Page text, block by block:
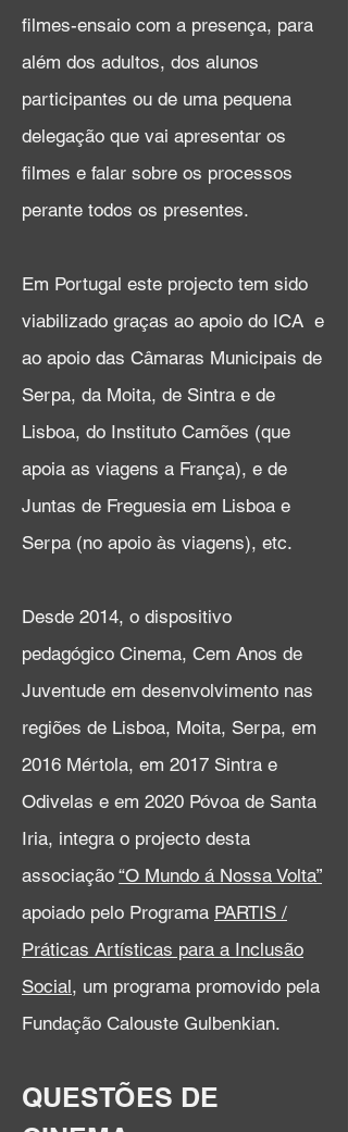
filmes-ensaio com a presença, para
além dos adultos, dos alunos
participantes ou de uma pequena
delegação que vai apresentar os
filmes e falar sobre os processos
perante todos os presentes.
Em Portugal este projecto tem sido
viabilizado graças ao apoio do ICA e
ao apoio das Câmaras Municipais de
Serpa, da Moita, de Sintra e de
Lisboa, do Instituto Camões (que
apoia as viagens a França), e de
Juntas de Freguesia em Lisboa e
Serpa (no apoio às viagens), etc.
Desde 2014, o dispositivo
pedagógico Cinema, Cem Anos de
Juventude em desenvolvimento nas
regiões de Lisboa, Moita, Serpa, em
2016 Mértola, em 2017 Sintra e
Odivelas e em 2020 Póvoa de Santa
Iria, integra o projecto desta
associação “O Mundo á Nossa Volta”
apoiado pelo Programa PARTIS /
Práticas Artísticas para a Inclusão
Social, um programa promovido pela
Fundação Calouste Gulbenkian.
QUESTÕES DE